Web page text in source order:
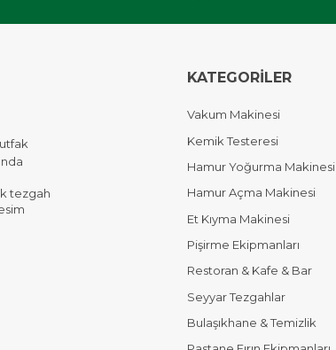
tezgah
KATEGORİLER
Vakum Makinesi
Kemik Testeresi
Hamur Yoğurma Makinesi
Hamur Açma Makinesi
Et Kıyma Makinesi
Pişirme Ekipmanları
Restoran & Kafe & Bar
Seyyar Tezgahlar
Bulaşıkhane & Temizlik